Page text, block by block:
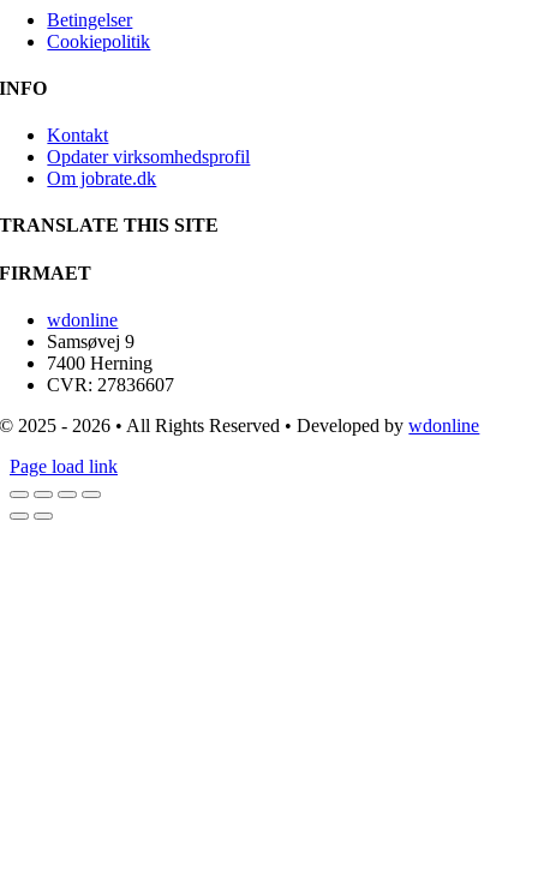
Betingelser
Cookiepolitik
INFO
Kontakt
Opdater virksomhedsprofil
Om jobrate.dk
TRANSLATE THIS SITE
FIRMAET
wdonline
Samsøvej 9
7400 Herning
CVR: 27836607
© 2025 - 2026 • All Rights Reserved • Developed bywdonline
Page load link